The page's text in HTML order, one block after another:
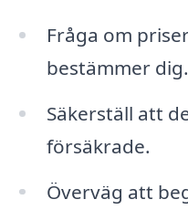
Fråga om
bestämmer dig.
Säkerställ att
försäkrade.
Överväg att